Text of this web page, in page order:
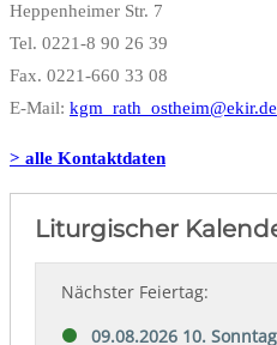
Heppenheimer Str. 7
Tel. 0221-8 90 26 39
Fax. 0221-660 33 08
E-Mail: kgm_rath_ostheim@ekir.de
> alle Kontaktdaten